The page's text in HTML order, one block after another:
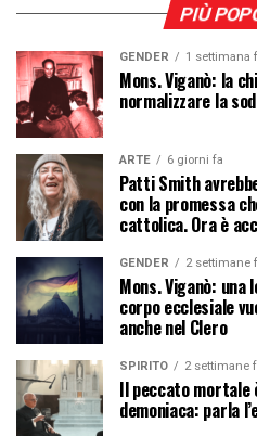
PIÙ
GENDER 1 settimana
Mons. Viganò: la
normalizzare la
ARTE 6 giorni fa
Patti Smith
con la promessa
cattolica. Ora è
GENDER 2 settimane
Mons. Viganò:
corpo ecclesiale
anche nel Clero
SPIRITO 2 settimane
Il peccato mortale
demoniaca: parla